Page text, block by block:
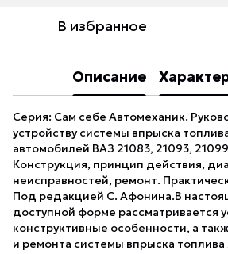
В избранное
Описание
Серия: Сам себе Автомеханик.
устройству системы впрыска
автомобилей ВАЗ 21083, 21093,
Конструкция, принцип действия,
неисправностей, ремонт.
Под редакцией С. Афонина.В
доступной форме рассматривается
конструктивные особенности, а
и ремонта системы впрыска топлива